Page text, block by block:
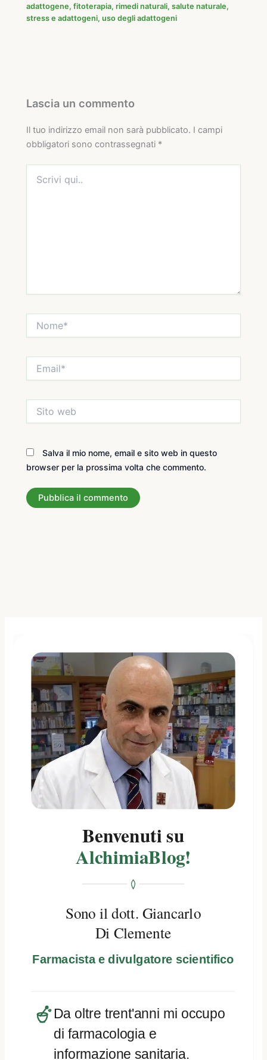
adattogene,fitoterapia,rimedi naturali,salute naturale,
stress e adattogeni,uso degli adattogeni
Lascia un commento
Il tuo indirizzo email non sarà pubblicato. I campi
obbligatori sono contrassegnati *
qui..
web
Salva il mio nome, email e sito web in questo
browser per la prossima volta che commento.
Benvenuti su
AlchimiaBlog!
Sono il dott. Giancarlo
Di Clemente
Farmacista e divulgatore scientifico
Da oltre trent'anni mi occupo
di farmacologia e
informazione sanitaria.